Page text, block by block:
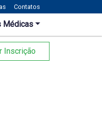
Contatos
Médicas
Inscrição